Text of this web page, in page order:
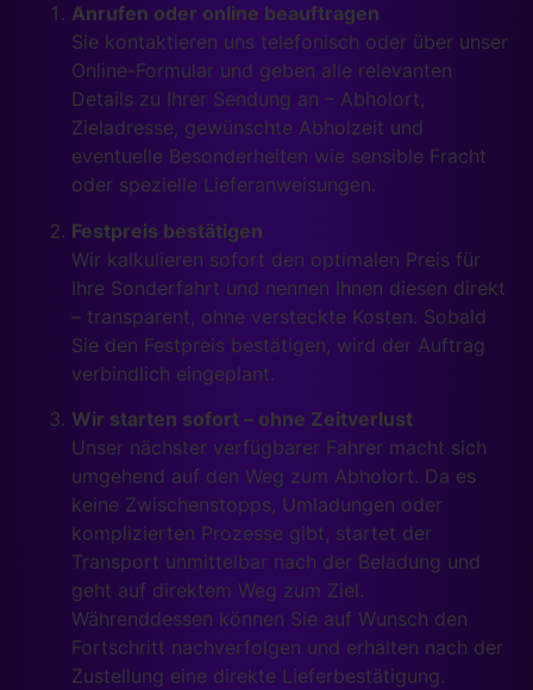
Anrufen oder online beauftragen
Sie kontaktieren uns telefonisch oder über unser
Online-Formular und geben alle relevanten
Details zu Ihrer Sendung an – Abholort,
Zieladresse, gewünschte Abholzeit und
eventuelle Besonderheiten wie sensible Fracht
oder spezielle Lieferanweisungen.
Festpreis bestätigen
Wir kalkulieren sofort den optimalen Preis für
Ihre Sonderfahrt und nennen Ihnen diesen direkt
– transparent, ohne versteckte Kosten. Sobald
Sie den Festpreis bestätigen, wird der Auftrag
verbindlich eingeplant.
Wir starten sofort – ohne Zeitverlust
Unser nächster verfügbarer Fahrer macht sich
umgehend auf den Weg zum Abholort. Da es
keine Zwischenstopps, Umladungen oder
komplizierten Prozesse gibt, startet der
Transport unmittelbar nach der Beladung und
geht auf direktem Weg zum Ziel.
Währenddessen können Sie auf Wunsch den
Fortschritt nachverfolgen und erhalten nach der
Zustellung eine direkte Lieferbestätigung.